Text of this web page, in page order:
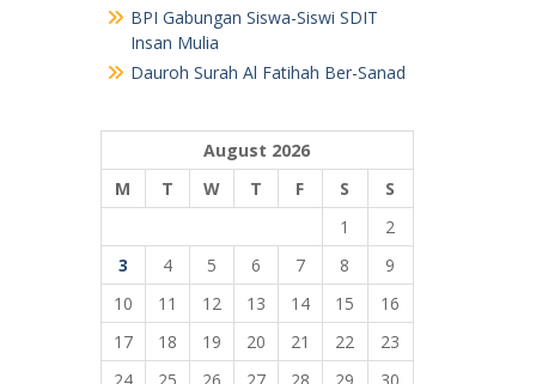
BPI Gabungan Siswa-Siswi SDIT
Insan Mulia
Dauroh Surah Al Fatihah Ber-Sanad
August 2026
M
T W T F S
S
1
2
3
4 5 6 7 8
9
10
11 12 13 14 15
16
17
18 19 20 21 22
23
24
25 26 27 28 29
30